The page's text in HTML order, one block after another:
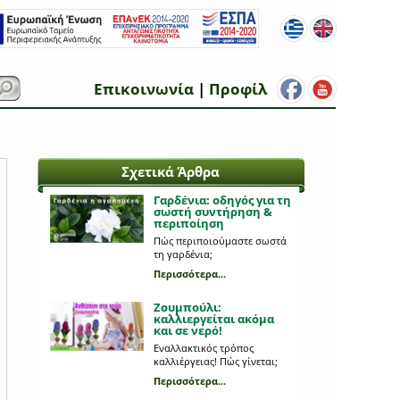
Επικοινωνία | Προφίλ
Σχετικά Άρθρα
Γαρδένια: oδηγός για τη
σωστή συντήρηση &
περιποίηση
Πώς περιποιούμαστε σωστά
τη γαρδένια;
Περισσότερα...
Ζουμπούλι:
καλλιεργείται ακόμα
και σε νερό!
Εναλλακτικός τρόπος
καλλιέργειας! Πώς γίνεται;
Περισσότερα...